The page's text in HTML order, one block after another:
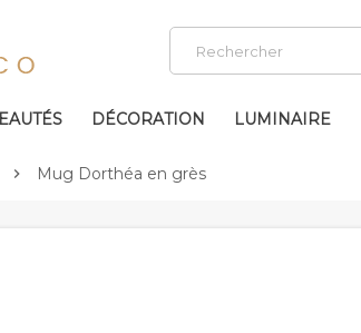
DÉCORATION LUMINAIRE
 Mug Dorthéa en grès